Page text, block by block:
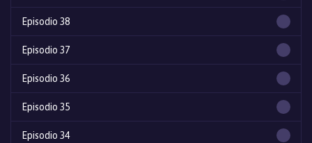
Episodio 38
Episodio 37
Episodio 36
Episodio 35
Episodio 34